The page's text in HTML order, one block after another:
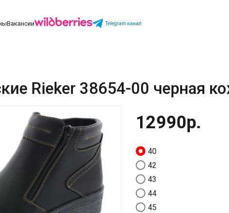
Вакансии Telegram канал
Rieker 38654-00 черная
12990р.
40
42
43
44
45